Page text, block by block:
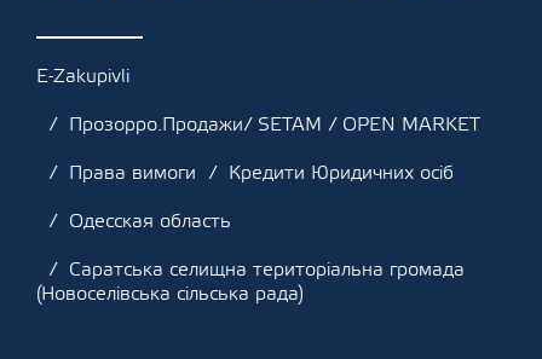
E-Zakupivli
Прозорро.Продажи/ SETAM / OPEN MARKET
Права вимоги
Кредити Юридичних осіб
Одесская область
Саратська селищна територіальна громада
(Новоселівська сільська рада)